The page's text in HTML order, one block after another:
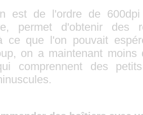
est de l'ordre de
permet d'obtenir des
ce que l'on pouvait
on a maintenant moins
comprennent des